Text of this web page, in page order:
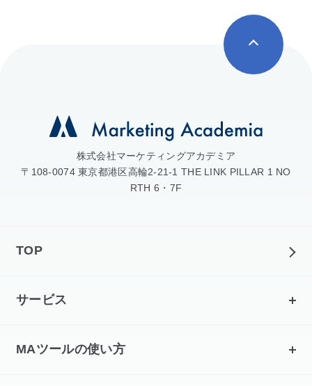
株式会社マーケティングアカデミア
〒108-0074 東京都港区高輪2-21-1 THE LINK PILLAR 1 NO
RTH 6・7F
TOP
サービス
MAツールの使い方